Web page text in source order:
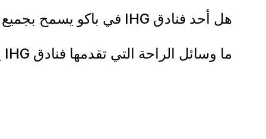
هل أحد فنادق IHG في باكو يسمح بجميع أنواع الحيوانات الأليفة أم الكلاب فقط؟
ما وسائل الراحة التي تقدمها فنادق IHG يستقبل الحيوانات الأليفة في باكو للحيوانات الأليفة؟